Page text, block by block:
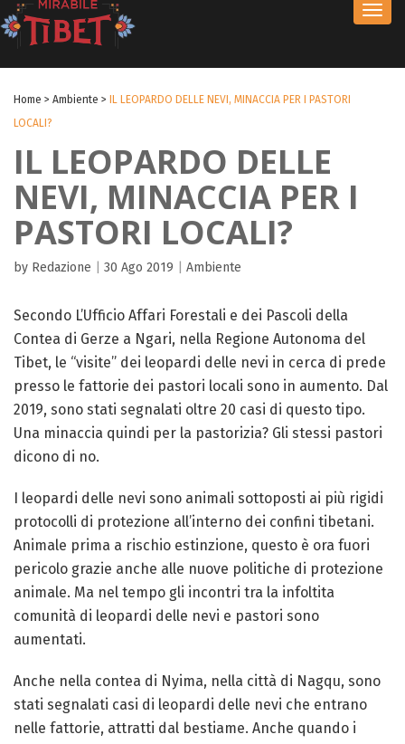
Home > Ambiente >
IL LEOPARDO DELLE NEVI, MINACCIA PER I PASTORI
LOCALI?
IL LEOPARDO DELLE
NEVI, MINACCIA PER I
PASTORI LOCALI?
by Redazione 30 Ago 2019 Ambiente
Secondo L’Ufficio Affari Forestali e dei Pascoli della
Contea di Gerze a Ngari, nella Regione Autonoma del
Tibet, le “visite” dei leopardi delle nevi in cerca di prede
presso le fattorie dei pastori locali sono in aumento. Dal
2019, sono stati segnalati oltre 20 casi di questo tipo.
Una minaccia quindi per la pastorizia? Gli stessi pastori
dicono di no.
I leopardi delle nevi sono animali sottoposti ai più rigidi
protocolli di protezione all’interno dei confini tibetani.
Animale prima a rischio estinzione, questo è ora fuori
pericolo grazie anche alle nuove politiche di protezione
animale. Ma nel tempo gli incontri tra la infoltita
comunità di leopardi delle nevi e pastori sono
aumentati.
Anche nella contea di Nyima, nella città di Nagqu, sono
stati segnalati casi di leopardi delle nevi che entrano
nelle fattorie, attratti dal bestiame. Anche quando i